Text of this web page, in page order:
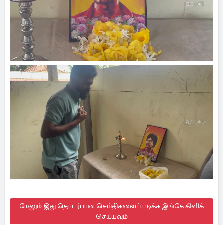
மேலும் இது தொடர்பான செய்திகளைப் படிக்க இங்கே கிளிக்
செய்யவும்